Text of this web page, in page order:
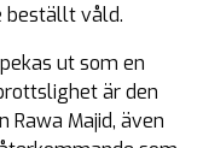
beställt våld.
ut som en
är den
Majid, även